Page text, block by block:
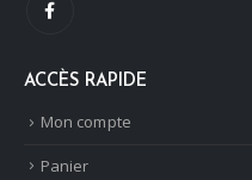
ACCÈS RAPIDE
Mon compte
Panier